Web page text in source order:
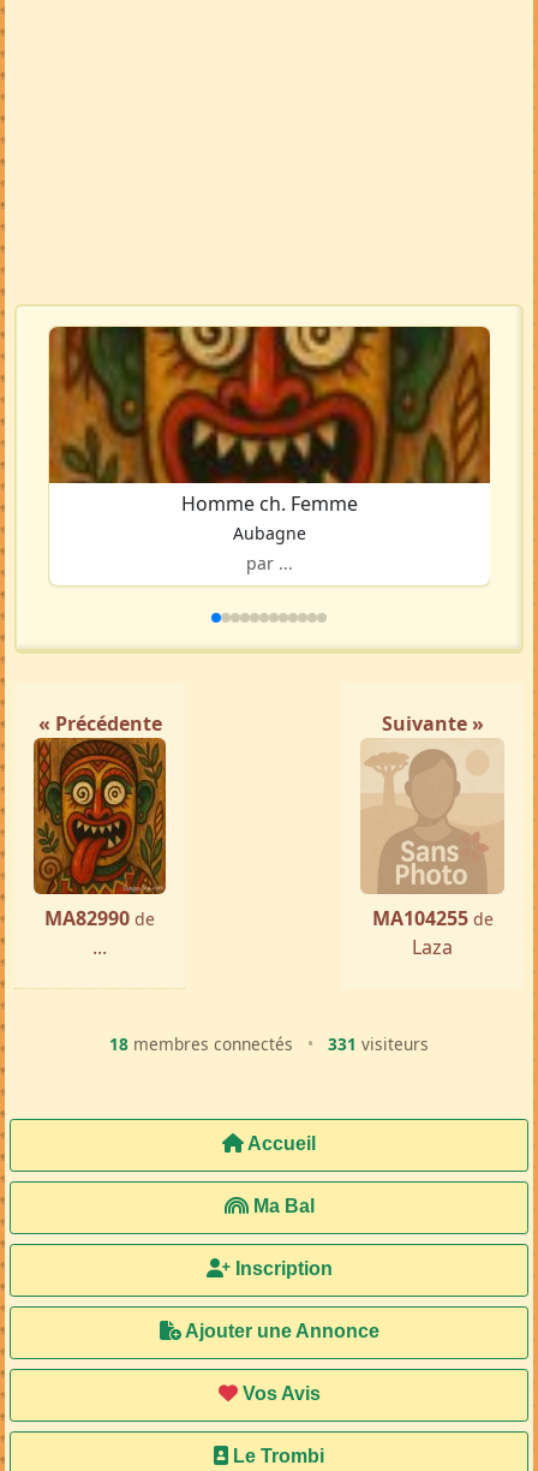
Homme ch. Femme
Aubagne
par ...
« Précédente
MA82990 de
...
Suivante »
MA104255 de
Laza
18 membres connectés • 331 visiteurs
Accueil
Ma Bal
Inscription
Ajouter une Annonce
Vos Avis
Le Trombi